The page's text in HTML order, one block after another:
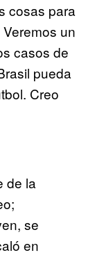
cosas para
un
casos de
pueda
Creo
de la
se
en